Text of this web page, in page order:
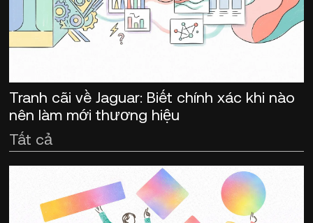
Tranh cãi về Jaguar: Biết chính xác khi nào
nên làm mới thương hiệu
Tất cả